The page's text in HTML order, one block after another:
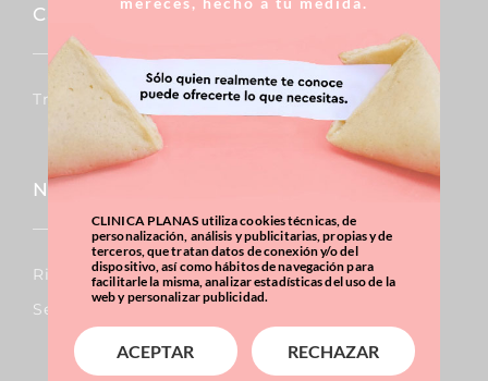
Capil·lar
Trasplantaments De Cabells
Nas
Rinoplàstia
Septoplàstia
CLINICA PLANAS utiliza cookies técnicas, de
personalización, análisis y publicitarias, propias y de
terceros, que tratan datos de conexión y/o del
dispositivo, así como hábitos de navegación para
facilitarle la misma, analizar estadísticas del uso de la
web y personalizar publicidad.
ACEPTAR RECHAZAR